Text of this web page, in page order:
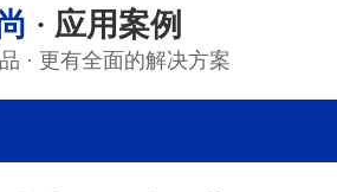
· 应用案例
· 更有全面的解决方案